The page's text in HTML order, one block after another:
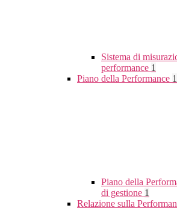
Sistema di
performance 1
Piano della Performance 1
Piano della
di gestione 1
Relazione sulla